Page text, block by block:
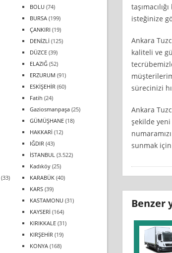
isteğinize
Ankara
kaliteli ve
sürecinizi
Ankara
şekilde yeni
sunmak için
Benzer
BOLU (74)
BURSA (199)
ÇANKIRI (19)
DENİZLİ (125)
DÜZCE (39)
ELAZIĞ (52)
ERZURUM (91)
ESKİŞEHİR (60)
Fatih (24)
Gaziosmanpaşa (25)
GÜMÜŞHANE (18)
HAKKARİ (12)
IĞDIR (43)
İSTANBUL (3.522)
Kadıköy (25)
(33) KARABÜK (40)
KARS (39)
KASTAMONU (31)
KAYSERİ (164)
KIRIKKALE (31)
KIRŞEHİR (19)
KONYA (168)